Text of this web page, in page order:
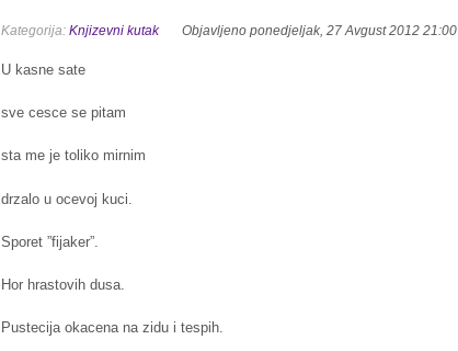
Kategorija:Knjizevni kutak Objavljeno ponedjeljak, 27 Avgust 2012 21:00
U kasne sate
sve cesce se pitam
sta me je toliko mirnim
drzalo u ocevoj kuci.
Sporet ”fijaker”.
Hor hrastovih dusa.
Pustecija okacena na zidu i tespih.